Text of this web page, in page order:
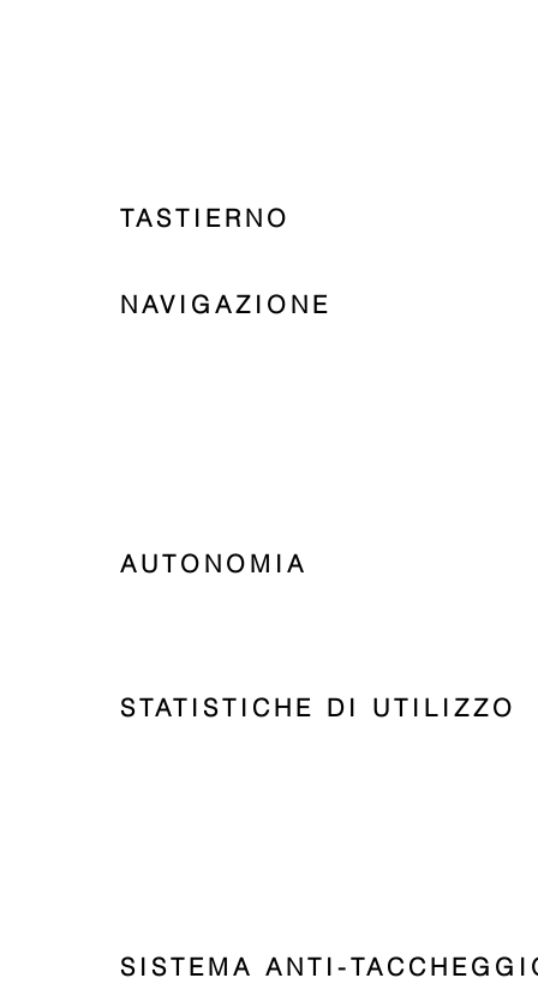
TASTIERNO
NAVIGAZIONE
AUTONOMIA
STATISTICHE DI UTILIZZO
SISTEMA ANTI-